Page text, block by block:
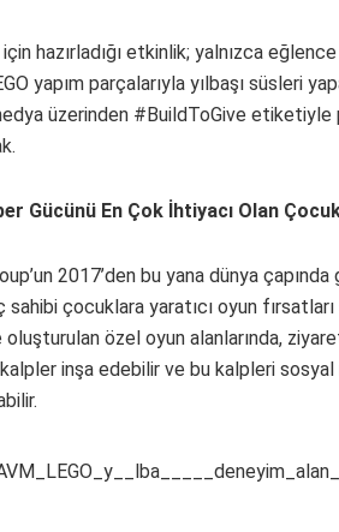
için hazırladığı etkinlik; yalnızca
yapım parçalarıyla yılbaşı süsleri
üzerinden #BuildToGive etiketiyle
Gücünü En Çok İhtiyacı Olan
2017’den bu yana dünya
sahibi çocuklara yaratıcı oyun
oluşturulan özel oyun alanlarında,
kalpler inşa edebilir ve bu kalpleri